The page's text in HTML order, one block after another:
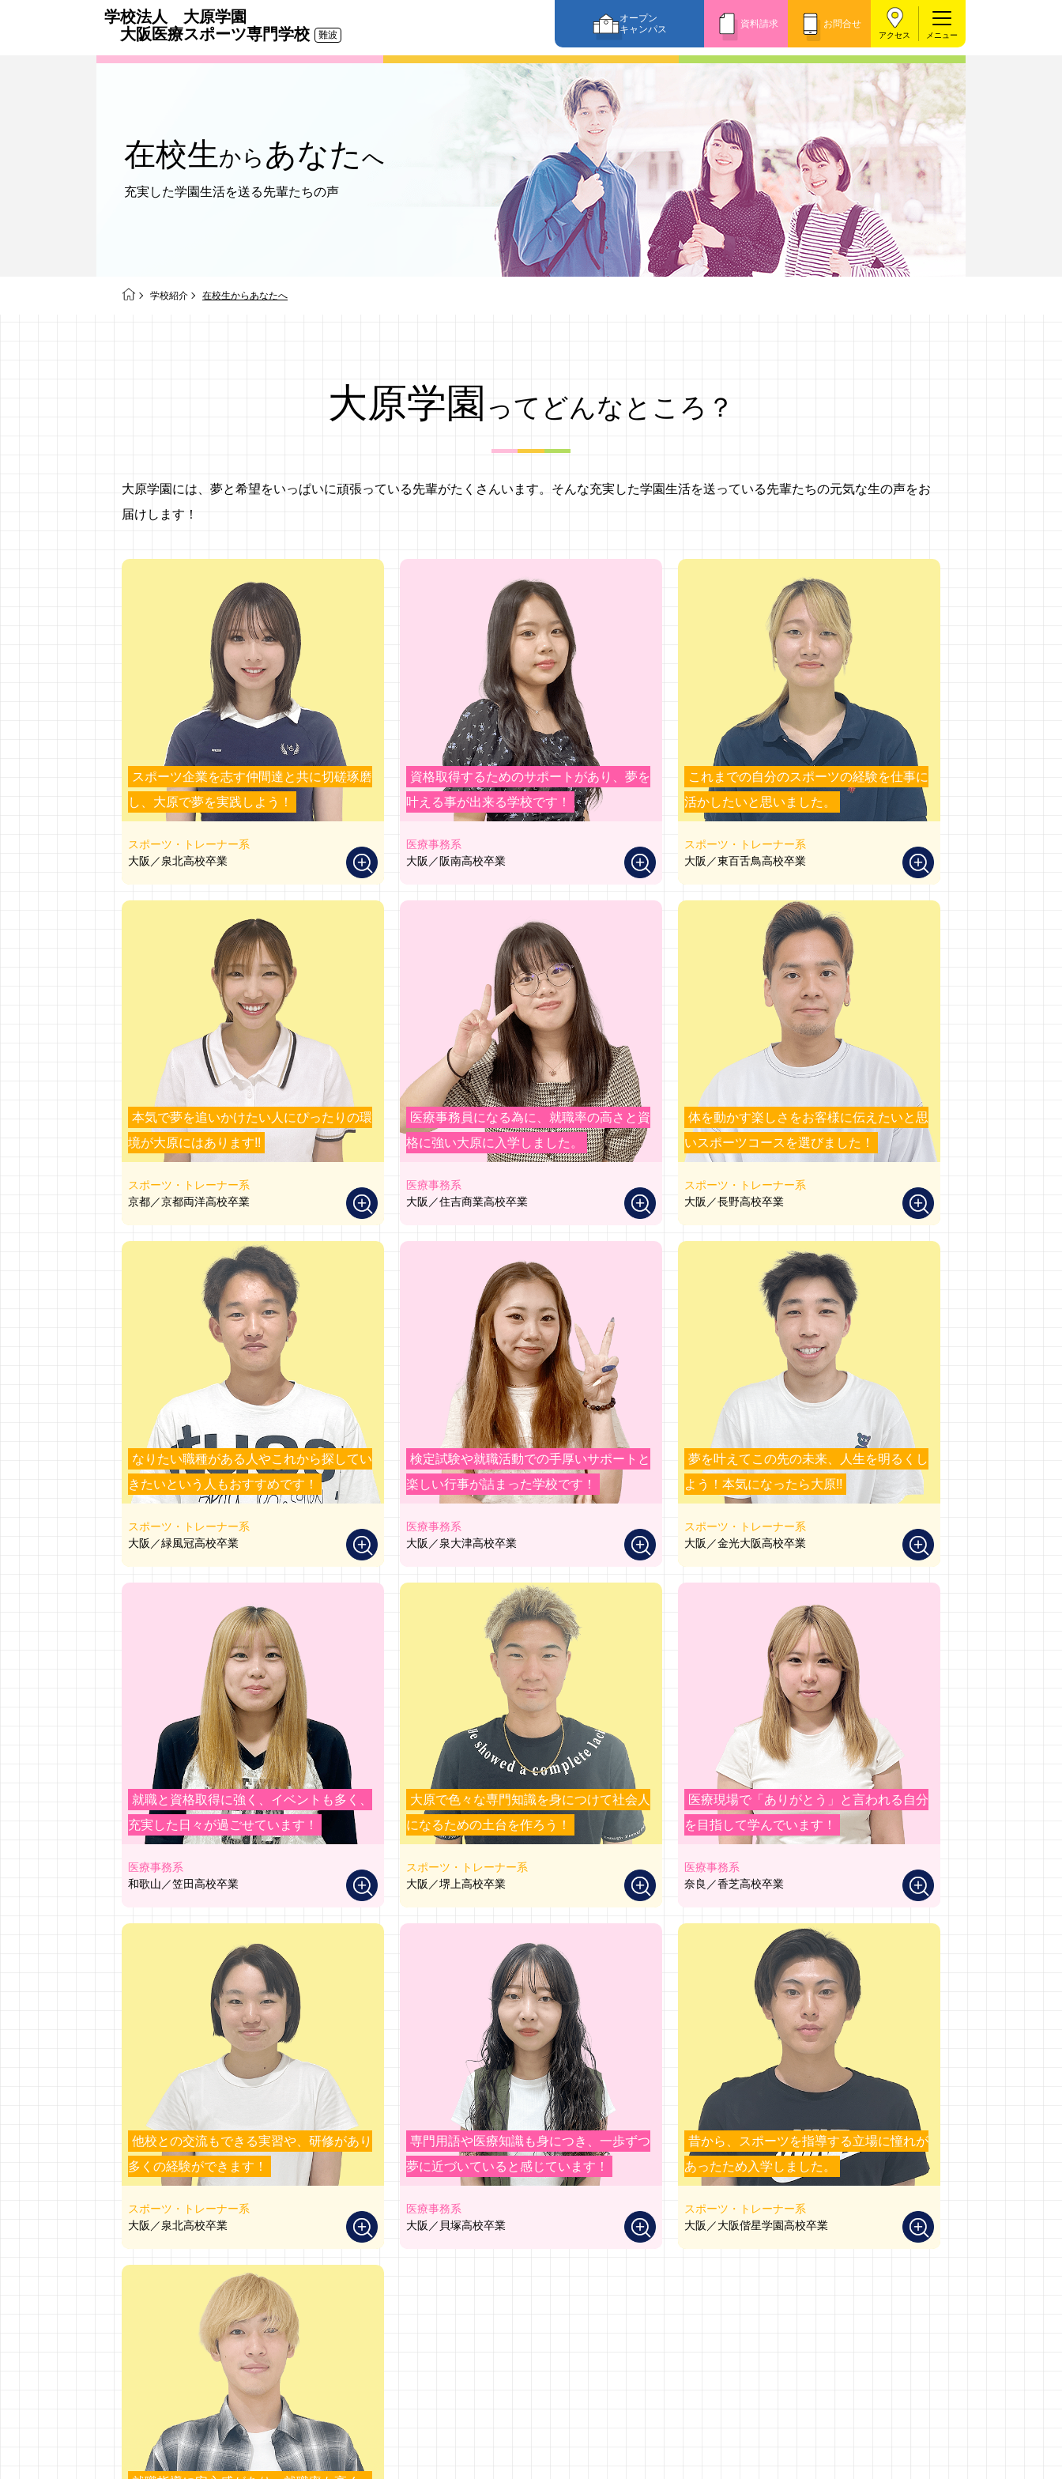
学校法人 大原学園
大阪医療スポーツ専門学校
難波
オープン
キャンパス
資料請求 お問合せ
アクセス
在校生から あなたへ
充実した学園生活を送る先輩たちの声
学校紹介 在校生からあなたへ
大原学園 ってどんなところ？
大原学園には、夢と希望をいっぱいに頑張っている先輩がたくさんいます。そんな充実した学園生活を送っている先輩たちの元気な生の声をお
届けします！
スポーツ企業を志す仲間達と共に切磋琢磨
し、大原で夢を実践しよう！
スポーツ・トレーナー系
大阪／泉北高校卒業
資格取得するためのサポートがあり、夢を
叶える事が出来る学校です！
医療事務系
大阪／阪南高校卒業
これまでの自分のスポーツの経験を仕事に
活かしたいと思いました。
スポーツ・トレーナー系
大阪／東百舌鳥高校卒業
本気で夢を追いかけたい人にぴったりの環
境が大原にはあります!!
スポーツ・トレーナー系
京都／京都両洋高校卒業
医療事務員になる為に、就職率の高さと資
格に強い大原に入学しました。
医療事務系
大阪／住吉商業高校卒業
体を動かす楽しさをお客様に伝えたいと思
いスポーツコースを選びました！
スポーツ・トレーナー系
大阪／長野高校卒業
なりたい職種がある人やこれから探してい
きたいという人もおすすめです！
スポーツ・トレーナー系
大阪／緑風冠高校卒業
検定試験や就職活動での手厚いサポートと
楽しい行事が詰まった学校です！
医療事務系
大阪／泉大津高校卒業
夢を叶えてこの先の未来、人生を明るくし
よう！本気になったら大原!!
スポーツ・トレーナー系
大阪／金光大阪高校卒業
就職と資格取得に強く、イベントも多く、
充実した日々が過ごせています！
医療事務系
和歌山／笠田高校卒業
大原で色々な専門知識を身につけて社会人
になるための土台を作ろう！
スポーツ・トレーナー系
大阪／堺上高校卒業
医療現場で「ありがとう」と言われる自分
を目指して学んでいます！
医療事務系
奈良／香芝高校卒業
他校との交流もできる実習や、研修があり
多くの経験ができます！
スポーツ・トレーナー系
大阪／泉北高校卒業
専門用語や医療知識も身につき、一歩ずつ
夢に近づいていると感じています！
医療事務系
大阪／貝塚高校卒業
昔から、スポーツを指導する立場に憧れが
あったため入学しました。
スポーツ・トレーナー系
大阪／大阪偕星学園高校卒業